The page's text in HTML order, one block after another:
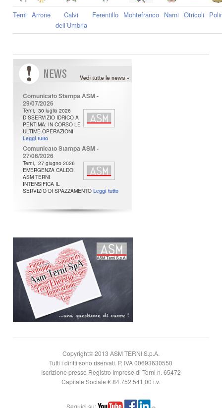
Terni Arrone
Calvi
dell’Umbria
Ferentillo Montefranco Narni Otricoli
Comunicato Stampa ASM -
29/07/2026
Terni, 30 luglio 2026
DISSERVIZIO IDRICO A
PENTIMA: IN CORSO LE
ULTIME OPERAZIONI
Leggi tutto
Comunicato Stampa ASM -
27/06/2026
Terni, 27 giugno 2026
EMERGENZA CALDO,
ASM TERNI
INTENSIFICA IL
SERVIZIO DI SPAZZAMENTO Leggi tutto
Copyright© 2013 ASM TERNI S.p.A.
Tutti i diritti sono riservati. P. IVA 00693630550
Iscrizione presso Registro Imprese di Terni n. 65472
Capitale Sociale € 84.752.541,00 i.v.
Seguici su: